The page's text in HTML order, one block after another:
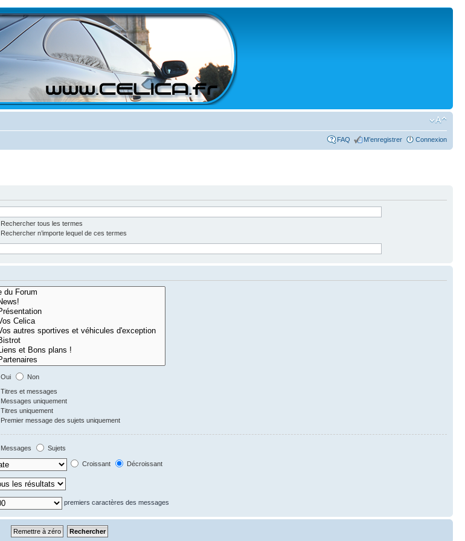
FAQ M’enregistrer Connexion
Rechercher tous les termes
Rechercher n’importe lequel de ces termes
Oui
Non
Titres et messages
Messages uniquement
Titres uniquement
Premier message des sujets uniquement
Messages
Sujets
Croissant Décroissant
premiers caractères des messages